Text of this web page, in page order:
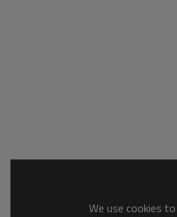
We use cookies